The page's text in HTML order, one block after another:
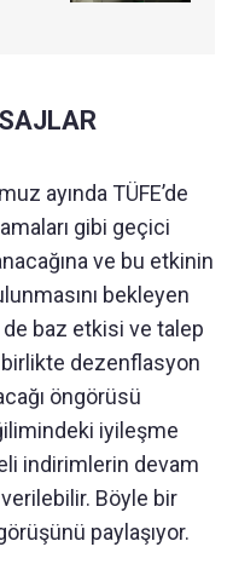
ayında TÜFE’de
gibi geçici
ve bu etkinin
bekleyen
baz etkisi ve talep
dezenflasyon
öngörüsü
iyileşme
indirimlerin devam
Böyle bir
paylaşıyor.